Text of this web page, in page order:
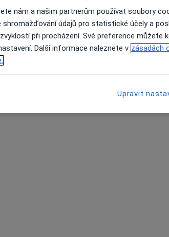
nám a našim partnerům používat soubory
shromažďování údajů pro statistické účely a
při procházení. Své preference můžete
Další informace naleznete v zásadách
Upravit